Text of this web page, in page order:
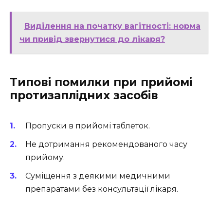
Виділення на початку вагітності: норма
чи привід звернутися до лікаря?
Типові помилки при прийомі
протизаплідних засобів
Пропуски в прийомі таблеток.
Не дотримання рекомендованого часу
прийому.
Суміщення з деякими медичними
препаратами без консультації лікаря.